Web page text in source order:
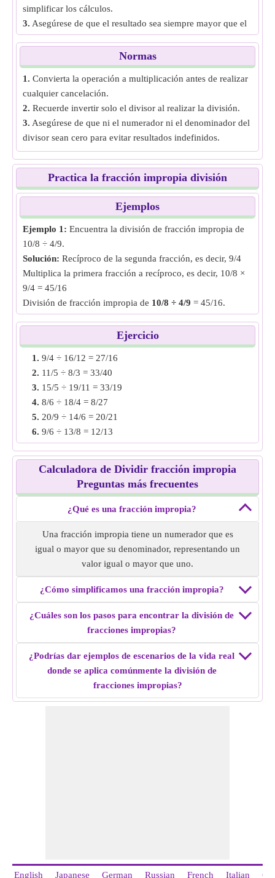
simplificar los cálculos.
3. Asegúrese de que el resultado sea siempre mayor que el
numerador original pero menor que el denominador
original, porque el resultado representa cuántas veces cabe
una fracción en otra.
Normas
1. Convierta la operación a multiplicación antes de realizar
cualquier cancelación.
2. Recuerde invertir solo el divisor al realizar la división.
3. Asegúrese de que ni el numerador ni el denominador del
divisor sean cero para evitar resultados indefinidos.
Practica la fracción impropia división
Ejemplos
Ejemplo 1: Encuentra la división de fracción impropia de
10/8 ÷ 4/9.
Solución: Recíproco de la segunda fracción, es decir, 9/4
Multiplica la primera fracción a recíproco, es decir, 10/8 ×
9/4 = 45/16
División de fracción impropia de 10/8 ÷ 4/9 = 45/16.
Encuentra la división de fracción impropia de
11/3 ÷ 6/4.
Solución: Recíproco de la segunda fracción, es decir, 4/6
Multiplica la primera fracción al recíproco, es decir, 11/3 ×
4/6 = 22/9
División de fracción incorrecta de
Ejemplo 3:Encuentra la división de fracción impropia de
16/4 ÷ 8/5.
Solución:
Recíproco de la segunda fracción, es decir, 5/8
Multiplica la primera fracción al recíproco, es decir, 16/4 ×
5/8 = 5/2
División de fracción impropia de16/4 ÷ 8/5= 5 /2.
Ejemplo 4:Encuentra la división de fracción impropia de
15/12 ÷ 17/6.
Recíproco de la segunda fracción, es decir 6/17
6/17 = 15/34
División de fracción impropia de15/12 ÷ 17/6= 15/34.
Ejemplo 5:Encuentra la división de fracción impropia de
18/4 ÷ 10/7.
Solución:Recíproco de segunda fracción, es decir, 7/10
Multiplica la primera fracción al recíproco, es decir, 18/4 ×
7/10 = 63/20
Ejercicio
1. 9/4 ÷ 16/12 = 27/16
2. 11/5 ÷ 8/3 = 33/40
3. 15/5 ÷ 19/11 = 33/19
4. 8/6 ÷ 18/4 = 8/27
5. 20/9 ÷ 14/6 = 20/21
6. 9/6 ÷ 13/8 = 12/13
7.28/8 ÷ 16/9 = 63/32
8.30/3 ÷ 18/5 = 25/9
9.14/5 ÷ 20/6 = 21/25
16/10 ÷ 22/8 = 32/55
Calculadora de Dividir fracción impropia
Preguntas más frecuentes
¿Qué es una fracción impropia?
Una fracción impropia tiene un numerador que es
igual o mayor que su denominador, representando un
valor igual o mayor que uno.
¿Cómo simplificamos una fracción impropia?
¿Cuáles son los pasos para encontrar la división de
fracciones impropias?
¿Podrías dar ejemplos de escenarios de la vida real
donde se aplica comúnmente la división de
fracciones impropias?
English Japanese German Russian French Italian